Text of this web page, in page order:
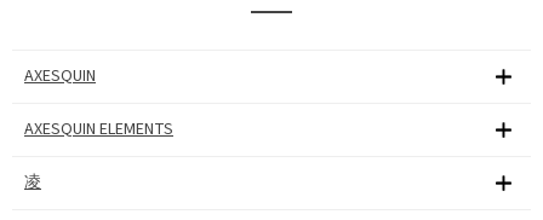
AXESQUIN
AXESQUIN ELEMENTS
凌